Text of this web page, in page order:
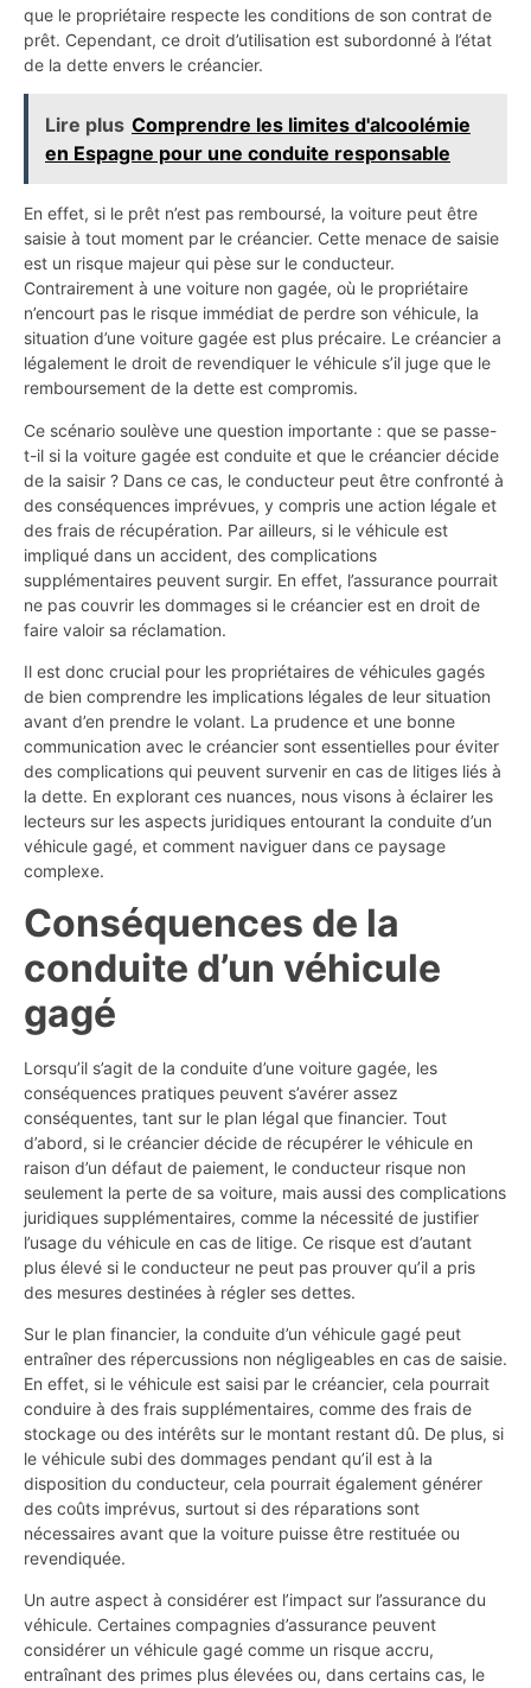
que le propriétaire respecte les conditions de son contrat de
prêt. Cependant, ce droit d’utilisation est subordonné à l’état
de la dette envers le créancier.
Lire plus Comprendre les limites d'alcoolémie
en Espagne pour une conduite responsable
En effet, si le prêt n’est pas remboursé, la voiture peut être
saisie à tout moment par le créancier. Cette menace de saisie
est un risque majeur qui pèse sur le conducteur.
Contrairement à une voiture non gagée, où le propriétaire
n’encourt pas le risque immédiat de perdre son véhicule, la
situation d’une voiture gagée est plus précaire. Le créancier a
légalement le droit de revendiquer le véhicule s’il juge que le
remboursement de la dette est compromis.
Ce scénario soulève une question importante : que se passe-
t-il si la voiture gagée est conduite et que le créancier décide
de la saisir ? Dans ce cas, le conducteur peut être confronté à
des conséquences imprévues, y compris une action légale et
des frais de récupération. Par ailleurs, si le véhicule est
impliqué dans un accident, des complications
supplémentaires peuvent surgir. En effet, l’assurance pourrait
ne pas couvrir les dommages si le créancier est en droit de
faire valoir sa réclamation.
Il est donc crucial pour les propriétaires de véhicules gagés
de bien comprendre les implications légales de leur situation
avant d’en prendre le volant. La prudence et une bonne
communication avec le créancier sont essentielles pour éviter
des complications qui peuvent survenir en cas de litiges liés à
la dette. En explorant ces nuances, nous visons à éclairer les
lecteurs sur les aspects juridiques entourant la conduite d’un
véhicule gagé, et comment naviguer dans ce paysage
complexe.
Conséquences de la
conduite d’un véhicule
gagé
Lorsqu’il s’agit de la conduite d’une voiture gagée, les
conséquences pratiques peuvent s’avérer assez
conséquentes, tant sur le plan légal que financier. Tout
d’abord, si le créancier décide de récupérer le véhicule en
raison d’un défaut de paiement, le conducteur risque non
seulement la perte de sa voiture, mais aussi des complications
juridiques supplémentaires, comme la nécessité de justifier
l’usage du véhicule en cas de litige. Ce risque est d’autant
plus élevé si le conducteur ne peut pas prouver qu’il a pris
des mesures destinées à régler ses dettes.
Sur le plan financier, la conduite d’un véhicule gagé peut
entraîner des répercussions non négligeables en cas de saisie.
En effet, si le véhicule est saisi par le créancier, cela pourrait
conduire à des frais supplémentaires, comme des frais de
stockage ou des intérêts sur le montant restant dû. De plus, si
le véhicule subi des dommages pendant qu’il est à la
disposition du conducteur, cela pourrait également générer
des coûts imprévus, surtout si des réparations sont
nécessaires avant que la voiture puisse être restituée ou
revendiquée.
Un autre aspect à considérer est l’impact sur l’assurance du
véhicule. Certaines compagnies d’assurance peuvent
considérer un véhicule gagé comme un risque accru,
entraînant des primes plus élevées ou, dans certains cas, le